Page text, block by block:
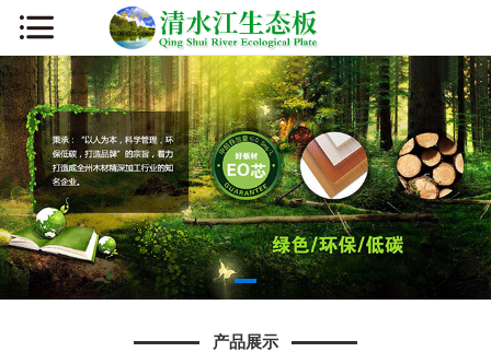
产品展示
网站首页
公司简介
新闻资讯
产品展示
厂容厂貌